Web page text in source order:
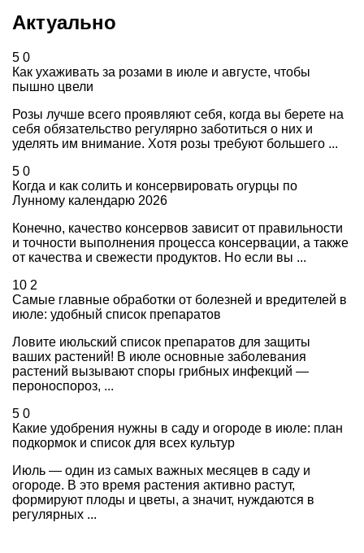
Актуально
5 0
Как ухаживать за розами в июле и августе, чтобы
пышно цвели
Розы лучше всего проявляют себя, когда вы берете на
себя обязательство регулярно заботиться о них и
уделять им внимание. Хотя розы требуют большего ...
5 0
Когда и как солить и консервировать огурцы по
Лунному календарю 2026
Конечно, качество консервов зависит от правильности
и точности выполнения процесса консервации, а также
от качества и свежести продуктов. Но если вы ...
10 2
Самые главные обработки от болезней и вредителей в
июле: удобный список препаратов
Ловите июльский список препаратов для защиты
ваших растений! В июле основные заболевания
растений вызывают споры грибных инфекций —
пероноспороз, ...
5 0
Какие удобрения нужны в саду и огороде в июле: план
подкормок и список для всех культур
Июль — один из самых важных месяцев в саду и
огороде. В это время растения активно растут,
формируют плоды и цветы, а значит, нуждаются в
регулярных ...